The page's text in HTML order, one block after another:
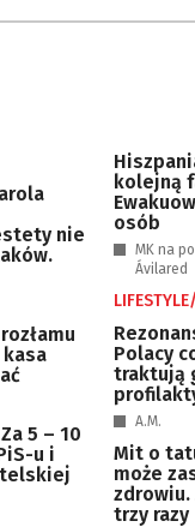
nie
kasa
5 – 10
u i
kolejną
osób
MK na
Ávilared
Polacy
traktują
A.M.
Mit o
może
zdrowiu.
trzy razy